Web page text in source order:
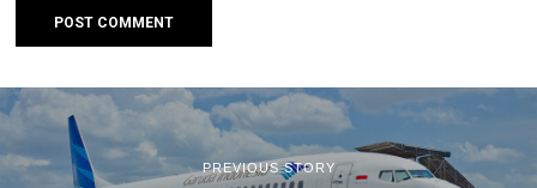
PREVIOUS STORY